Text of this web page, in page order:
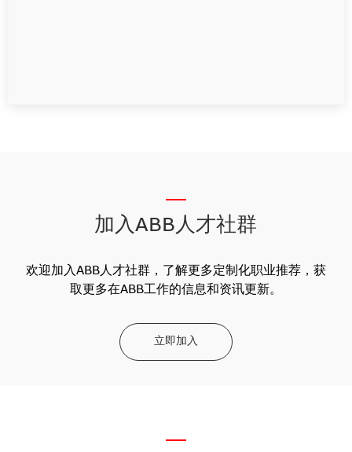
加入ABB人才社群
欢迎加入ABB人才社群，了解更多定制化职业推荐，获
取更多在ABB工作的信息和资讯更新。
立即加入
—